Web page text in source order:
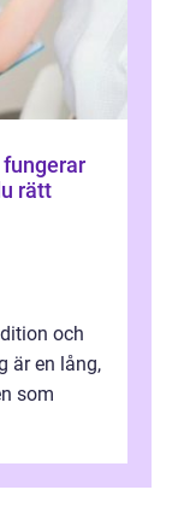
rätt
och
är en lång,
som